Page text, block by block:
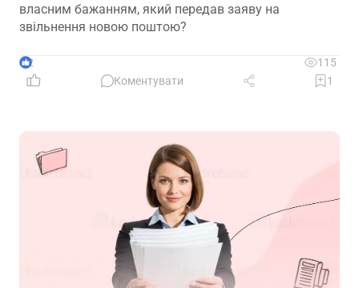
власним бажанням, який передав заяву на
звільнення новою поштою?
2
115
Коментувати
1